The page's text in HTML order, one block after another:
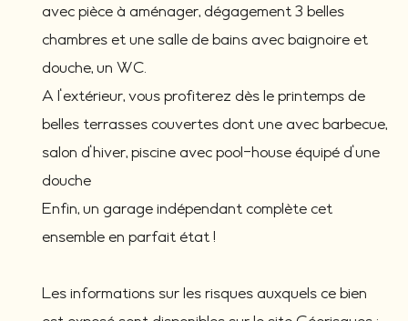
avec pièce à aménager, dégagement 3 belles
chambres et une salle de bains avec baignoire et
douche, un WC.
A l'extérieur, vous profiterez dès le printemps de
belles terrasses couvertes dont une avec barbecue,
salon d'hiver, piscine avec pool-house équipé d'une
douche
Enfin, un garage indépendant complète cet
ensemble en parfait état !
Les informations sur les risques auxquels ce bien